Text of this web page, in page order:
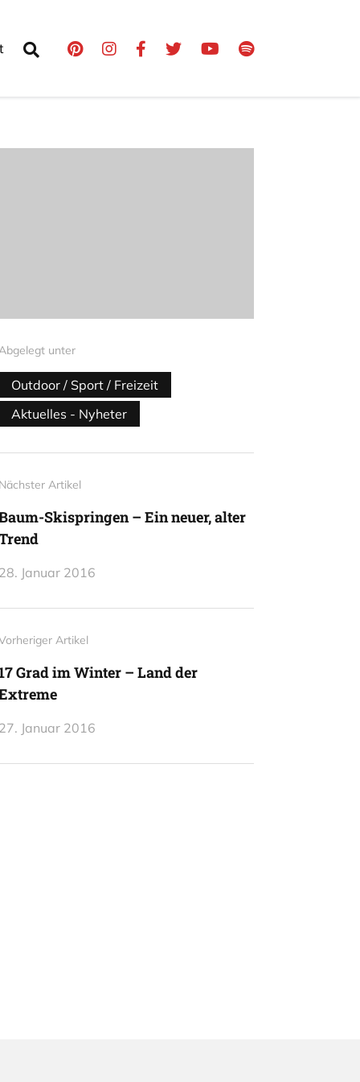
unter
Outdoor / Sport / Freizeit
Aktuelles - Nyheter
Artikel
Skispringen – Ein neuer, alter
Januar 2016
Artikel
Grad im Winter – Land der
Januar 2016